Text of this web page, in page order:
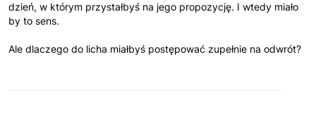
dzień, w którym przystałbyś na jego propozycję. I wtedy miało
by to sens.
Ale dlaczego do licha miałbyś postępować zupełnie na odwrót?